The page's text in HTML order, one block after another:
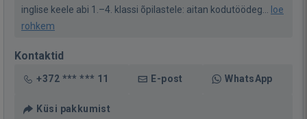
inglise keele abi 1.–4. klassi õpilastele: aitan kodutöödeg...
loe
rohkem
Kontaktid
+372 *** *** 11 E-post WhatsApp
Küsi pakkumist